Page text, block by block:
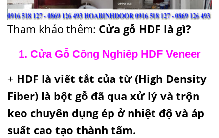
Tham khảo thêm: Cửa gỗ HDF là gì?
1. Cửa Gỗ Công Nghiệp HDF Veneer
+ HDF là viết tắt của từ (High Density
Fiber) là bột gỗ đã qua xử lý và trộn
keo chuyên dụng ép ở nhiệt độ và áp
suất cao tạo thành tấm.